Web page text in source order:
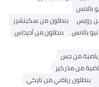
بالانس
رويس
بنطلون من سكيتشرز
بالانس
بنطلون من أديداس
من جس
من مذركير
بنطلون رياضي من نايكي